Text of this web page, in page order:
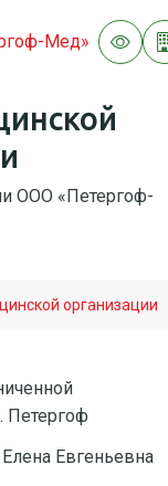
ООО «Петергоф-
организации
Петергоф
Евгеньевна